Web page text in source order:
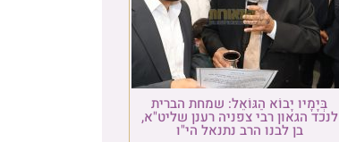
בְּיָמָיו יָבוֹא הַגּוֹאֵל: שמחת הברית
לנכד הגאון רבי צפניה רענן שליט"א,
בן לבנו הרב נתנאל הי"ו